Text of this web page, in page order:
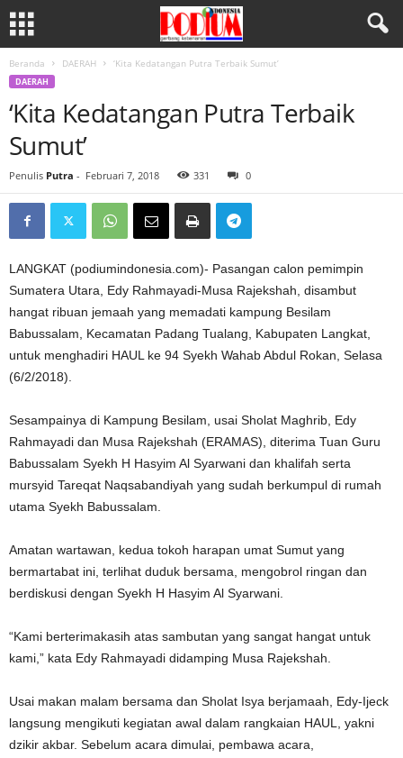
Beranda DAERAH ‘Kita Kedatangan Putra Terbaik Sumut’
DAERAH
‘Kita Kedatangan Putra Terbaik
Sumut’
Penulis Putra - Februari 7, 2018 331 0
LANGKAT (podiumindonesia.com)- Pasangan calon pemimpin
Sumatera Utara, Edy Rahmayadi-Musa Rajekshah, disambut
hangat ribuan jemaah yang memadati kampung Besilam
Babussalam, Kecamatan Padang Tualang, Kabupaten Langkat,
untuk menghadiri HAUL ke 94 Syekh Wahab Abdul Rokan, Selasa
(6/2/2018).
Sesampainya di Kampung Besilam, usai Sholat Maghrib, Edy
Rahmayadi dan Musa Rajekshah (ERAMAS), diterima Tuan Guru
Babussalam Syekh H Hasyim Al Syarwani dan khalifah serta
mursyid Tareqat Naqsabandiyah yang sudah berkumpul di rumah
utama Syekh Babussalam.
Amatan wartawan, kedua tokoh harapan umat Sumut yang
bermartabat ini, terlihat duduk bersama, mengobrol ringan dan
berdiskusi dengan Syekh H Hasyim Al Syarwani.
“Kami berterimakasih atas sambutan yang sangat hangat untuk
kami,” kata Edy Rahmayadi didamping Musa Rajekshah.
Usai makan malam bersama dan Sholat Isya berjamaah, Edy-Ijeck
langsung mengikuti kegiatan awal dalam rangkaian HAUL, yakni
dzikir akbar. Sebelum acara dimulai, pembawa acara,